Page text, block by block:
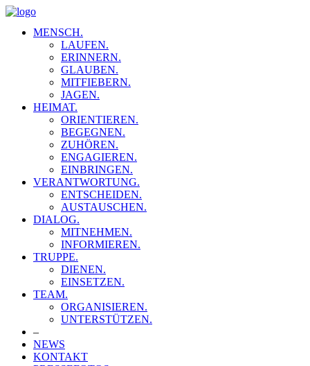
MENSCH.
LAUFEN.
ERINNERN.
GLAUBEN.
MITFIEBERN.
JAGEN.
HEIMAT.
ORIENTIEREN.
BEGEGNEN.
ZUHÖREN.
ENGAGIEREN.
EINBRINGEN.
VERANTWORTUNG.
ENTSCHEIDEN.
AUSTAUSCHEN.
DIALOG.
MITNEHMEN.
INFORMIEREN.
TRUPPE.
DIENEN.
EINSETZEN.
TEAM.
ORGANISIEREN.
UNTERSTÜTZEN.
–
NEWS
KONTAKT